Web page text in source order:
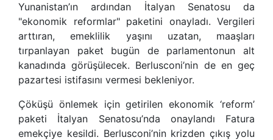
Yunanistan’ın ardından İtalyan Senatosu da
"ekonomik reformlar" paketini onayladı. Vergileri
arttıran, emeklilik yaşını uzatan, maaşları
tırpanlayan paket bugün de parlamentonun alt
kanadında görüşülecek. Berlusconi’nin de en geç
pazartesi istifasını vermesi bekleniyor.
Çöküşü önlemek için getirilen ekonomik ‘reform’
paketi İtalyan Senatosu’nda onaylandı Fatura
emekçiye kesildi. Berlusconi’nin krizden çıkış yolu